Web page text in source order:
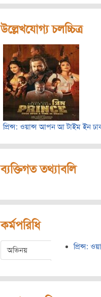
উল্লেখযোগ্য চলচ্চিত্র
প্রিন্স: ওয়ান্স আপন আ টাইম ইন
ব্যক্তিগত তথ্যাবলি
কর্মপরিধি
অভিনয় প্রিন্স: